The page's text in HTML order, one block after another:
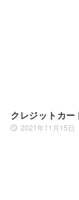
クレジットカ
2021年11月15日